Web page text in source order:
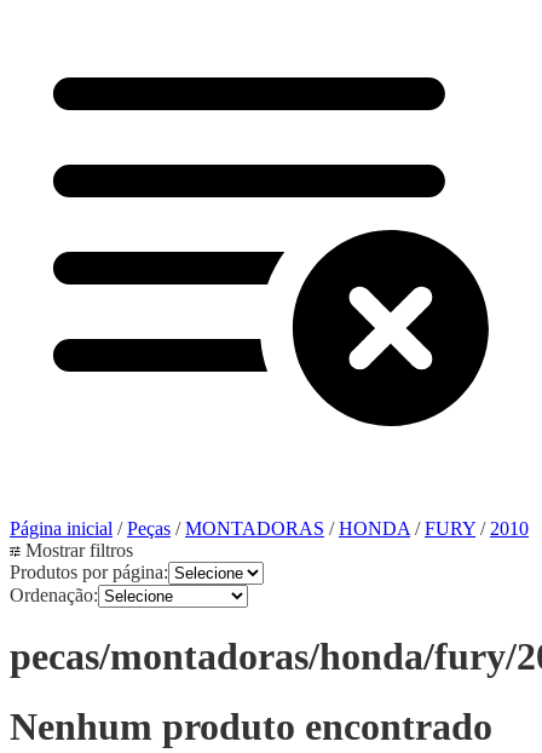
Página inicial /Peças /MONTADORAS /HONDA/FURY /2010
Mostrar filtros
Produtos por página:
Ordenação:
pecas/montadoras/honda/fury/
Nenhum produto encontrado